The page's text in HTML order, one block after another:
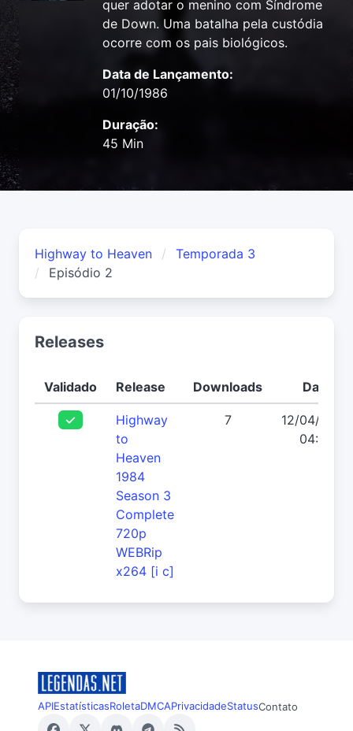
quer adotar o menino com Síndrome
de Down. Uma batalha pela custódia
ocorre com os pais biológicos.
Data de Lançamento:
01/10/1986
Duração:
45 Min
Highway to Heaven
Temporada 3
Episódio 2
Releases
Validado Release Downloads Data
Highway
to
Heaven
1984
Season 3
Complete
720p
WEBRip
x264 [i c]
7
12/04/2026
04:49
APIEstatísticasRoletaDMCAPrivacidadeStatusContato